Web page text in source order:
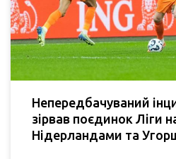
Непередбачуваний
зірвав поєдинок Ліги
Нідерландами та